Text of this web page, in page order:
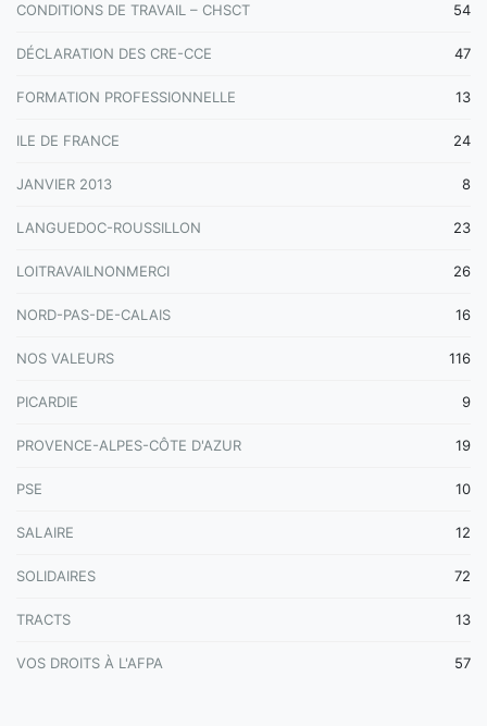
CONDITIONS DE TRAVAIL – CHSCT 54
DÉCLARATION DES CRE-CCE 47
FORMATION PROFESSIONNELLE 13
ILE DE FRANCE 24
JANVIER 2013 8
LANGUEDOC-ROUSSILLON 23
LOITRAVAILNONMERCI 26
NORD-PAS-DE-CALAIS 16
NOS VALEURS 116
PICARDIE 9
PROVENCE-ALPES-CÔTE D'AZUR 19
PSE 10
SALAIRE 12
SOLIDAIRES 72
TRACTS 13
VOS DROITS À L'AFPA 57